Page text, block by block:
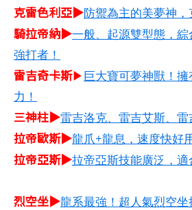
克雷色利亞▶防禦為主的美夢神，
騎拉帝納▶一般、起源雙型態，
強打者！
雷吉奇卡斯▶巨大寶可夢神獸！
力！
三神柱▶雷吉洛克、雷吉艾斯、
拉帝歐斯▶龍爪+龍息，速度快好
拉帝亞斯▶拉帝亞斯技能廣泛，
烈空坐▶龍系最強！超人氣烈空